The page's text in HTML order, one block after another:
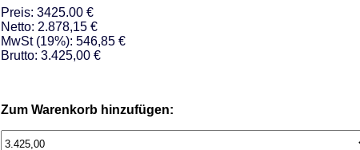
Preis: 3425.00 €
Netto: 2.878,15 €
MwSt (19%): 546,85 €
Brutto: 3.425,00 €
Zum Warenkorb hinzufügen: